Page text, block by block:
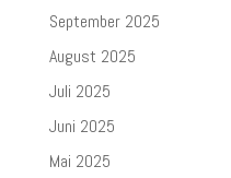
September 2025
August 2025
Juli 2025
Juni 2025
Mai 2025